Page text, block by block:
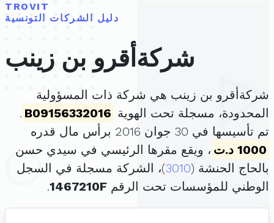
TROVIT
دليل الشركات التونسية
شركةأقرو بن زينب
شركةأقرو بن زينب هي شركة ذات المسؤولية
المحدودة، مسجلة تحت الهوية B09156332016
.
تم تأسيسها في 30 جوان 2016 برأس مال قدره
1000 د.ت
، ويقع مقرها الرئيسي في سيدي حسن
بالحاج الحنشة (3010)، الشركة مسجلة في السجل
الوطني للمؤسسات تحت الرقم 1467210F
.